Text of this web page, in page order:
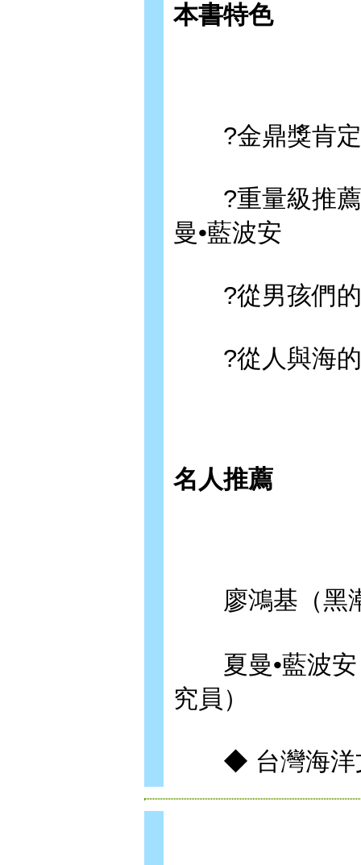
本書特色
?金鼎獎肯定•
?重量級推薦•
曼•藍波安
?從男孩們的
?從人與海的
名人推薦
廖鴻基（黑潮
夏曼•藍波安
究員）
◆ 台灣海洋